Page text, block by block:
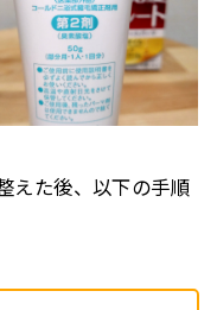
えた後、以下の手順